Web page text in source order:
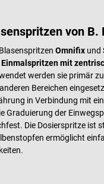
von B.
Omnifix und
Einmalspritzen mit
werden sie primär
Bereichen
in Verbindung mit
Graduierung der
Die Dosierspritze ist
ermöglicht